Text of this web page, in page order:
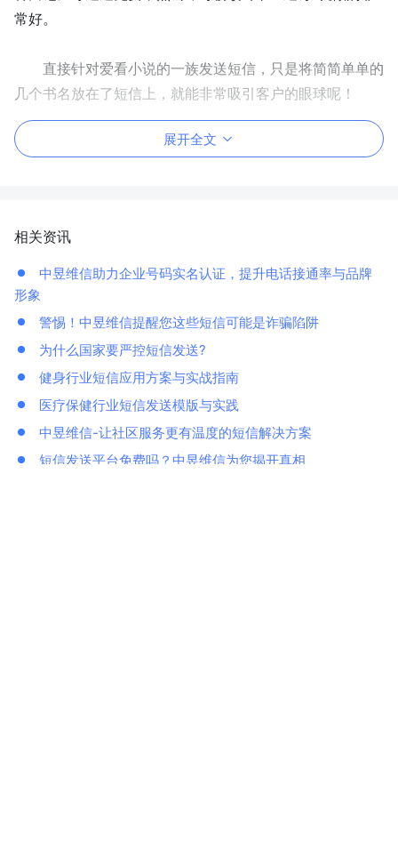
常好。
直接针对爱看小说的一族发送短信，只是将简简单单的
几个书名放在了短信上，就能非常吸引客户的眼球呢！
展开全文
相关资讯
中昱维信助力企业号码实名认证，提升电话接通率与品牌
形象
警惕！中昱维信提醒您这些短信可能是诈骗陷阱
为什么国家要严控短信发送?
健身行业短信应用方案与实战指南
医疗保健行业短信发送模版与实践
中昱维信-让社区服务更有温度的短信解决方案
短信发送平台免费吗？中昱维信为您揭开真相